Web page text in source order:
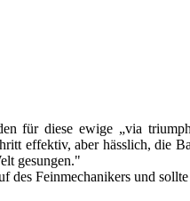
für diese ewige „via
effektiv, aber hässlich, die
gesungen."
des Feinmechanikers und